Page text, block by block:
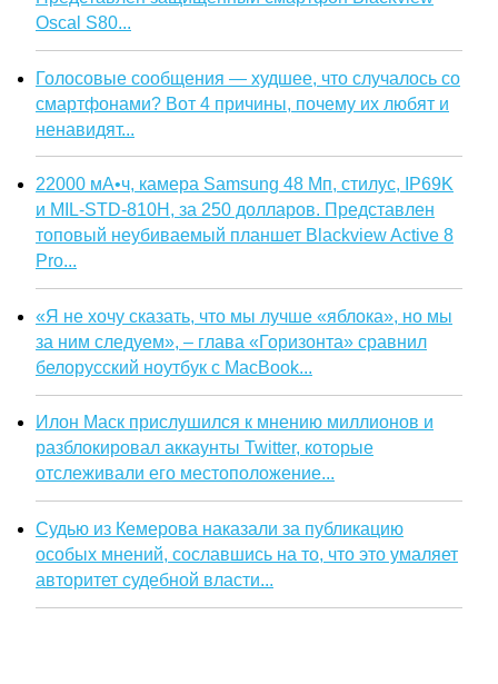
Oscal S80...
Голосовые сообщения — худшее, что случалось со
смартфонами? Вот 4 причины, почему их любят и
ненавидят...
22000 мА•ч, камера Samsung 48 Мп, стилус, IP69K
и MIL-STD-810H, за 250 долларов. Представлен
топовый неубиваемый планшет Blackview Active 8
Pro...
«Я не хочу сказать, что мы лучше «яблока», но мы
за ним следуем», – глава «Горизонта» сравнил
белорусский ноутбук с MacBook...
Илон Маск прислушился к мнению миллионов и
разблокировал аккаунты Twitter, которые
отслеживали его местоположение...
Судью из Кемерова наказали за публикацию
особых мнений, сославшись на то, что это умаляет
авторитет судебной власти...